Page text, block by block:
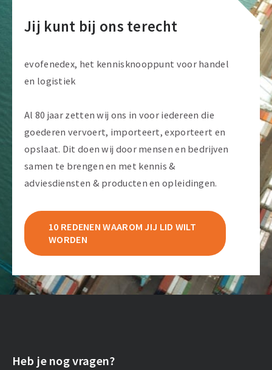
Jij kunt bij ons terecht
evofenedex, het kennisknooppunt voor handel
en logistiek
Al 80 jaar zetten wij ons in voor iedereen die
goederen vervoert, importeert, exporteert en
opslaat. Dit doen wij door mensen en bedrijven
samen te brengen en met kennis &
adviesdiensten & producten en opleidingen.
10 REDENEN WAAROM JIJ LID WILT
WORDEN
Heb je nog vragen?